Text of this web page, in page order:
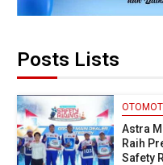
Posts Lists
Astra
Raih
Safety